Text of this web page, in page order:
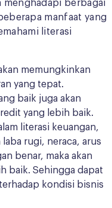
menghadapi berbagai
manfaat yang
literasi
memungkinkan
yang tepat.
baik juga akan
yang lebih baik.
literasi keuangan,
rugi, neraca, arus
benar, maka akan
baik. Sehingga dapat
kondisi bisnis